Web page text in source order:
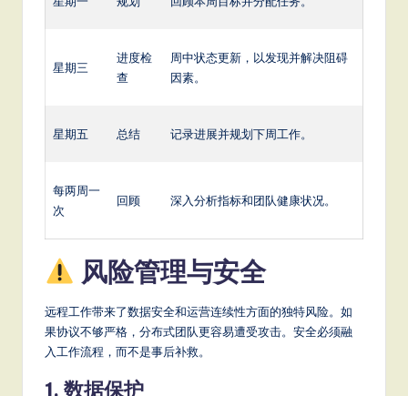
星期三
进度检
查
周中状态更新，以发现并解决阻碍
因素。
星期五 总结 记录进展并规划下周工作。
每两周一
次
回顾 深入分析指标和团队健康状况。
风险管理与安全
远程工作带来了数据安全和运营连续性方面的独特风险。如
果协议不够严格，分布式团队更容易遭受攻击。安全必须融
入工作流程，而不是事后补救。
1. 数据保护